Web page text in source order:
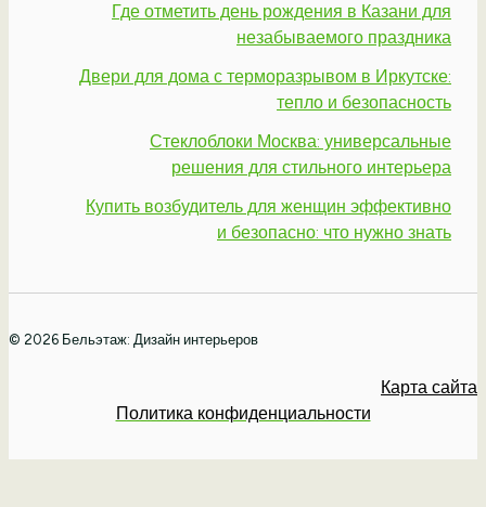
Где отметить день рождения в Казани для
незабываемого праздника
Двери для дома с терморазрывом в Иркутске:
тепло и безопасность
Стеклоблоки Москва: универсальные
решения для стильного интерьера
Купить возбудитель для женщин эффективно
и безопасно: что нужно знать
© 2026 Бельэтаж: Дизайн интерьеров
Карта сайта
Политика конфиденциальности